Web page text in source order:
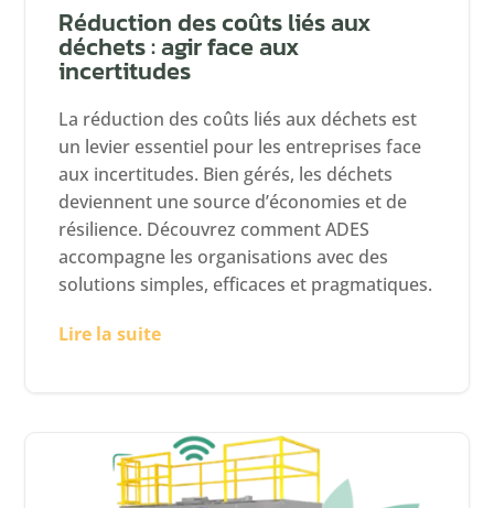
Réduction des coûts liés aux
déchets : agir face aux
incertitudes
La réduction des coûts liés aux déchets est
un levier essentiel pour les entreprises face
aux incertitudes. Bien gérés, les déchets
deviennent une source d’économies et de
résilience. Découvrez comment ADES
accompagne les organisations avec des
solutions simples, efficaces et pragmatiques.
Lire la suite